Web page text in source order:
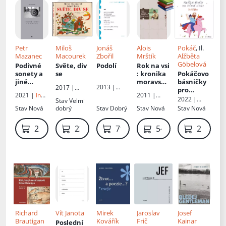
Petr
Mazanec
Podivné
sonety a
jiné
2021 | Ing.
Podhradský
Stav Nová
229 Kč
Miloš
Macourek
Světe, div
se
2017 |
StavVelmi
dobrý
239 Kč
Jonáš
Zbořil
Podolí
2013 |
Stav Dobrý
79 Kč
Alois
Mrštík
Rok na vsi
: kronika
moravské
2011 |
Stav Nová
549 Kč
Pokáč, Il.
Alžběta
Göbelová
Pokáčovo
básničky
pro
zvídavé
dětičky:
2022 |
Svojtka &
Stav Nová
219 Kč
Richard
Brautigan
Vít Janota
Poslední
Mirek
Kovářík
Jaroslav
Frič
Josef
Kainar